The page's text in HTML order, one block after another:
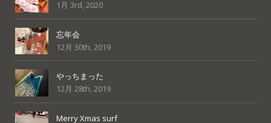
1月 3rd, 2020
忘年会
12月 30th, 2019
やっちまった
12月 28th, 2019
Merry Xmas surf